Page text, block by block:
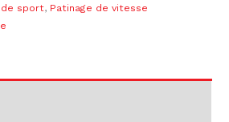
sport, Patinage de vitesse